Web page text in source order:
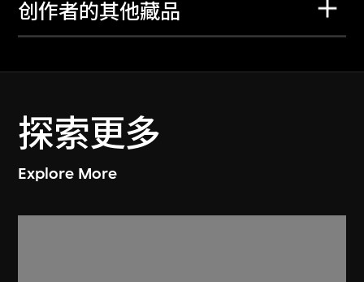
创作者的其他藏品
探索更多
Explore More